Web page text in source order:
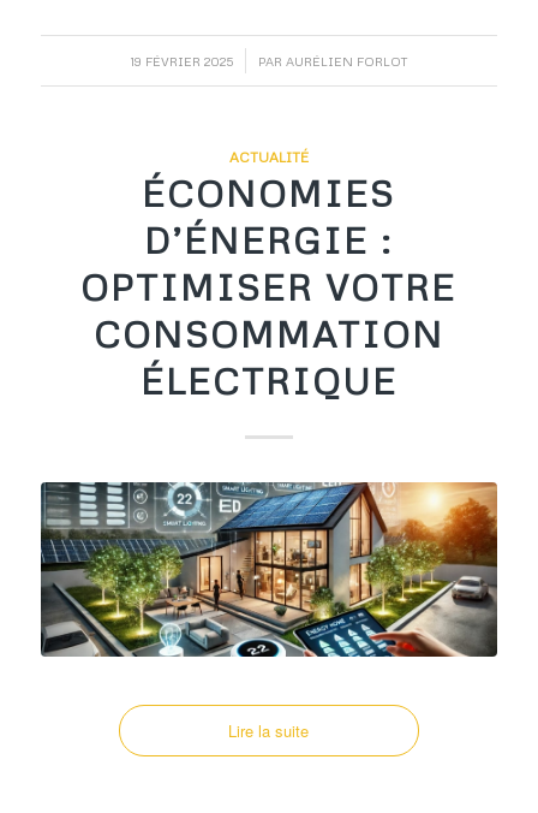
19 FÉVRIER 2025
/ PAR AURÉLIEN FORLOT
ACTUALITÉ
ÉCONOMIES
D’ÉNERGIE :
OPTIMISER VOTRE
CONSOMMATION
ÉLECTRIQUE
Lire la suite